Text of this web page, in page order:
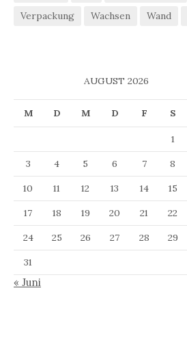
Verpackung
Wachsen Wand
AUGUST 2026
M D M D F S
1
3
4 5 6 7 8
10
11 12 13 14 15
17
18 19 20 21 22
24
25 26 27 28 29
31
« Juni